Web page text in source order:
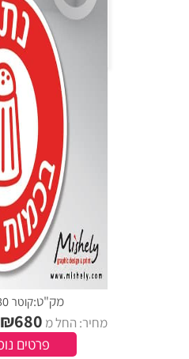
מק"ט:קוטר 30 מ"מ
מחיר: החל מ ₪680
פרטים